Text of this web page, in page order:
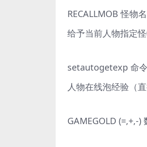
RECALLMOB 怪物
给予当前人物指定
setautogetexp 命
人物在线泡经验（直
GAMEGOLD (=,+,-